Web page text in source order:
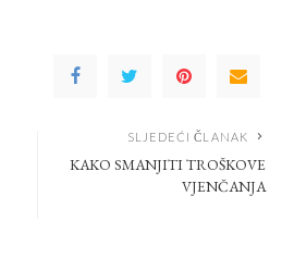
SLJEDEĆI ČLANAK
KAKO SMANJITI TROŠKOVE
VJENČANJA